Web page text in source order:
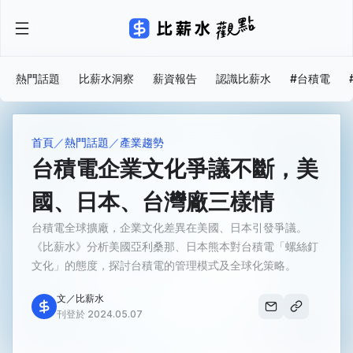
熱門話題 比薪水洞察 薪資報告 認識比薪水 #台積電
首頁 熱門話題 產業趨勢
台積電企業文化爭議不斷，美
國、日本、台灣廠三樣情
台積電全球擴廠，企業文化差異在美國、日本引發爭議。
《比薪水》分析美國亞利桑那、日本熊本對台積電「螺絲釘
文化」的態度，探討台積電的管理模式及全球化策略。
文／比薪水
刊登於 2024.05.07